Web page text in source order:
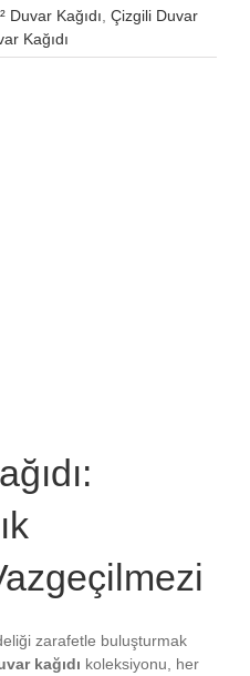
Duvar Kağıdı Çizgili Duvar
Kağıdı
zarafetle buluşturmak
kağıdı koleksiyonu, her